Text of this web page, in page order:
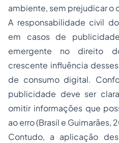
ambiente, sem prejudicar o
A responsabilidade civil
em casos de
emergente no direito
crescente influência
de consumo digital.
publicidade deve ser
omitir informações que
ao erro (Brasil e Guimarães,
Contudo, a aplicação